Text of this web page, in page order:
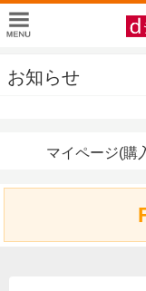
お知らせ
マイページ(購